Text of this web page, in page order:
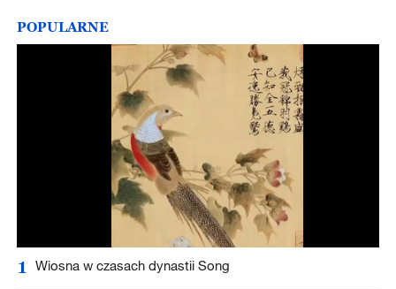
POPULARNE
1 Wiosna w czasach dynastii Song